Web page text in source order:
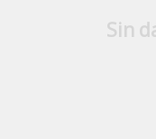
Sin